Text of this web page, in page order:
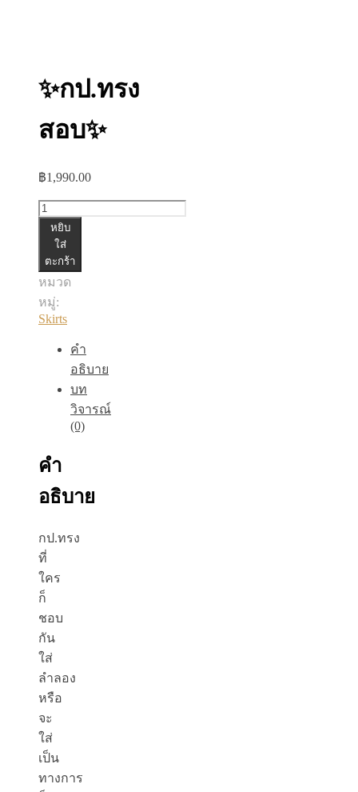
✨กป.ทรง
สอบ✨
฿1,990.00
จำนวน
✨กป.ทรง
สอบ✨
ชิ้น
หยิบ
ใส่
ตะกร้า
หมวด
หมู่:
Skirts
คำ
อธิบาย
บท
วิจารณ์
(0)
คำ
อธิบาย
กป.ทรง
ที่
ใคร
ก็
ชอบ
กัน
ใส่
ลำลอง
หรือ
จะ
ใส่
เป็น
ทางการ